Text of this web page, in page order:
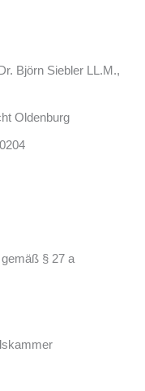
Björn Siebler LL.M.,
Oldenburg
§ 27 a